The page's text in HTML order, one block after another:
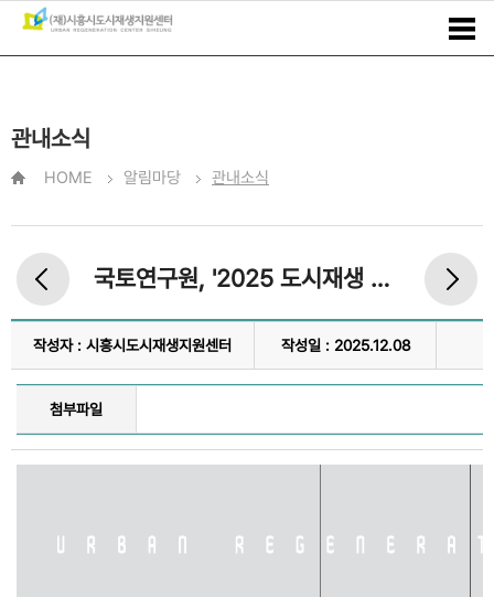
관내소식
HOME 알림마당 관내소식
국토연구원, '2025 도시재생 사례에서 배우다' 행사 진행
작성자 : 시흥시도시재생지원센터 작성일 : 2025.12.08
첨부파일